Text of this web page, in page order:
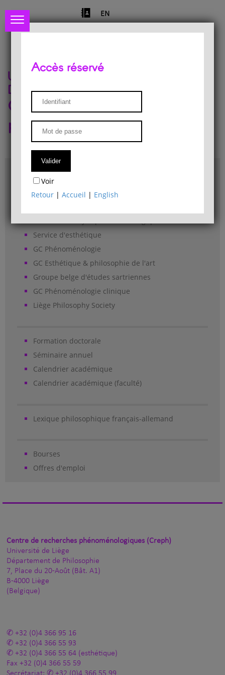
EN
Université de Liège
Département de philosophie
Centre de recherches
phénoménologiques
Accès & plans
Bibliothèque du Département de philosophie
Service d'esthétique
GC Phénoménologie
GC Esthétique & philosophie de l'art
Groupe belge d'études sartriennes
GC Phénoménologie clinique
Liège Philosophy Society
Formation doctorale
Séminaire annuel
Calendrier académique
Calendrier académique (faculté)
Lexique philosophique français-allemand
Bourses
Offres d'emploi
Accès réservé
Voir
Retour |Accueil | English
Centre de recherches phénoménologiques (Creph)
Université de Liège
Département de Philosophie
7, Place du 20-Août (Bât. A1)
B-4000 Liège
(Belgique)
+32 (0)4 366 95 16
+32 (0)4 366 55 93
+32 (0)4 366 55 64 (esthétique)
Fax +32 (0)4 366 55 59